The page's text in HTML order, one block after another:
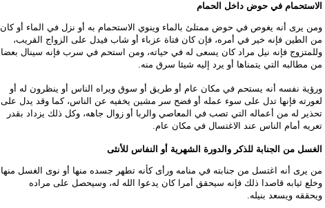
الاستحمام في حوض داخل الحمام
ومن يرى أنه يغوص في حوض ممتلئ بالماء وينوي الاستحمام به أو نزل في الماء أو كان
من الطين فإنه خير في أمره، فإن كان فتاة عزباء أو شاب فيدل على الزواج القريب،
وللمتزوج فإنه نيل مراد كان يسعى له في حياته، ومن استحم في سرب فإنه سينال بعضا
من مطالبه التي يتمناها أو يرد إليه شيئا سرق منه.
ورؤية نفسه أنه يستحم في مكان عام أو طريق أو سوق ويراه الناس أو ينظرون له أو
لعورته فإنها تدل على سوء عمله أو فضح سر مشين يخفيه عن الناس، كما وقد يدل على
تحذير له من أعماله التي تصب في المعاصي والربا أو زوال جاهه، وكل ذلك يزداد بقدر
تعريه أمام الناس عند الاغتسال في مكان عام.
الغسل من الجنابة للذكر والدورة الشهرية أو النفاس للأنثى
من يرى أنه اغتسل من جنابته في منامه ورأى كأنه تطهر جسده منها أو نوى الغسل منها
وخلع ثيابه قاصدا ذلك فإنه سيحقق أمرا كان يدعوا الله له، وسيحصل على مراده
ويحققه ويسعد بنيله.